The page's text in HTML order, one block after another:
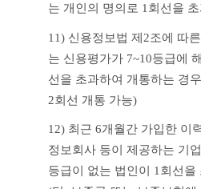
는 개인의 명의로 1회선을
11) 신용정보법 제2조에 따
는 신용평가가 7~10등급에
선을 초과하여 개통하는 경
2회선 개통 가능)
12) 최근 6개월간 가입한 이
정보회사 등이 제공하는 기
등급이 없는 법인이 1회선